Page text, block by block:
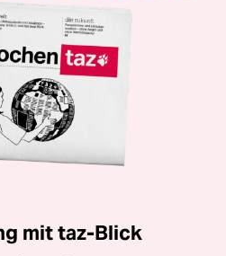
mit taz-Blick